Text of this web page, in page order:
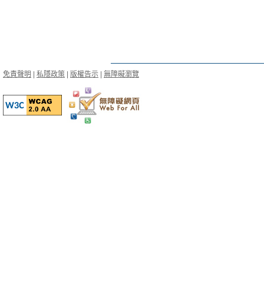
免責聲明 私隱政策 版權告示 無障礙瀏覽